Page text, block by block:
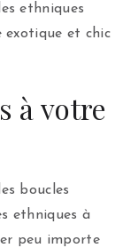
ethniques
exotique et chic
à votre
boucles
ethniques à
peu importe